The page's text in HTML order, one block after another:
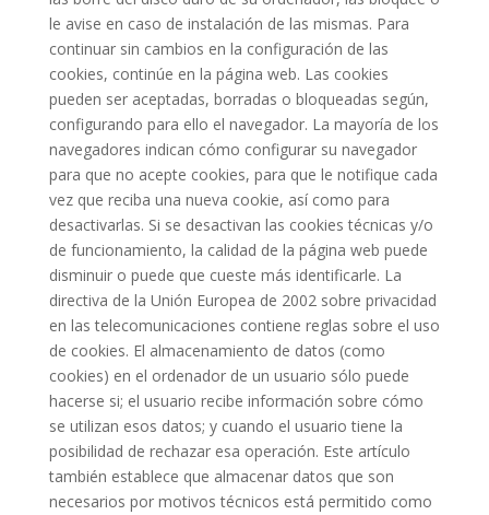
le avise en caso de instalación de las mismas. Para
continuar sin cambios en la configuración de las
cookies, continúe en la página web. Las cookies
pueden ser aceptadas, borradas o bloqueadas según,
configurando para ello el navegador. La mayoría de los
navegadores indican cómo configurar su navegador
para que no acepte cookies, para que le notifique cada
vez que reciba una nueva cookie, así como para
desactivarlas. Si se desactivan las cookies técnicas y/o
de funcionamiento, la calidad de la página web puede
disminuir o puede que cueste más identificarle. La
directiva de la Unión Europea de 2002 sobre privacidad
en las telecomunicaciones contiene reglas sobre el uso
de cookies. El almacenamiento de datos (como
cookies) en el ordenador de un usuario sólo puede
hacerse si; el usuario recibe información sobre cómo
se utilizan esos datos; y cuando el usuario tiene la
posibilidad de rechazar esa operación. Este artículo
también establece que almacenar datos que son
necesarios por motivos técnicos está permitido como